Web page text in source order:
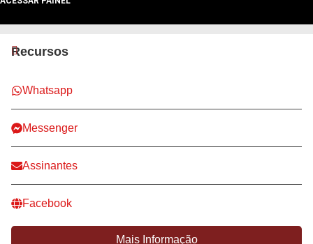
Recursos
Whatsapp
Messenger
Assinantes
Facebook
Mais Informação